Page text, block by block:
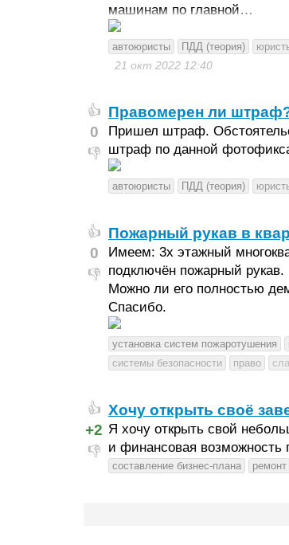
машинам по главной…
автоюристы ПДД (теория)
21 окт 2022 12:40
👍
0
👎
Правомерен ли
Пришел штраф.
штраф по данной
автоюристы ПДД (теория)
👍
0
👎
Пожарный рукав в
Имеем: 3х этажный
подключён пожарный рукав.
Можно ли его полностью
Спасибо.
установка систем пожаротушения
системы безопасности
право
👍
+2
👎
Хочу открыть своё
Я хочу открыть свой
и финансовая возможность
составление бизнес-плана ремонт